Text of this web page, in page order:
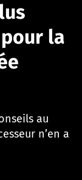
la
au
n’en a